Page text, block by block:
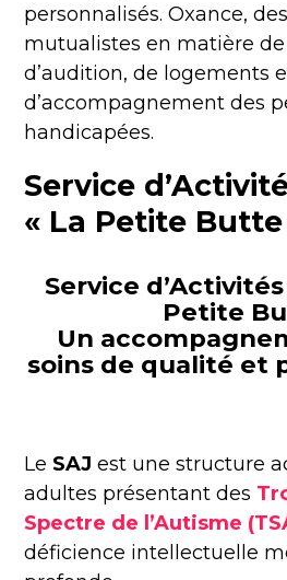
personnalisés. Oxance,
mutualistes en matière de
d’audition, de logements
d’accompagnement des
handicapées.
Service
« La Petite Butte
Service
Petite
Un
soins de qualité et
Le SAJ est une structure
adultes présentant des
Spectre de l’Autisme
déficience intellectuelle